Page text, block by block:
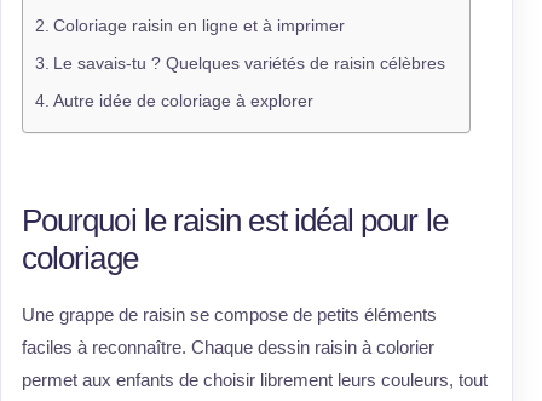
Coloriage raisin en ligne et à imprimer
Le savais-tu ? Quelques variétés de raisin célèbres
Autre idée de coloriage à explorer
Pourquoi le raisin est idéal pour le
coloriage
Une grappe de raisin se compose de petits éléments
faciles à reconnaître. Chaque dessin raisin à colorier
permet aux enfants de choisir librement leurs couleurs, tout